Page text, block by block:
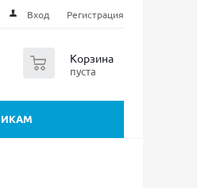
Вход Регистрация
Корзина
пуста